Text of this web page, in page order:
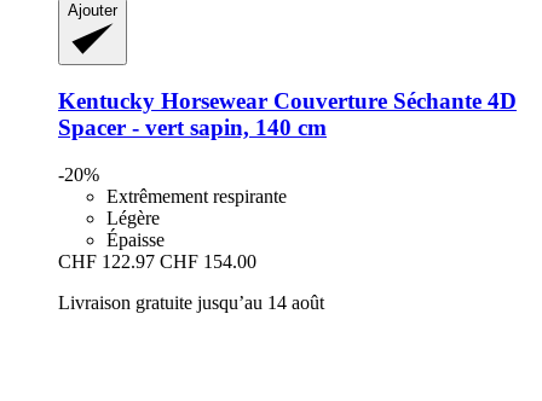
Ajouter
Kentucky Horsewear Couverture Séchante 4D
Spacer -​ vert sapin, 140 cm
-20%
Extrêmement respirante
Légère
Épaisse
CHF 122.97 CHF 154.00
Livraison gratuite jusqu’au 14 août